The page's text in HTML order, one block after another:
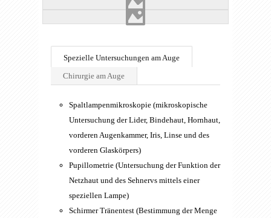
Spezielle Untersuchungen am Auge
Chirurgie am Auge
Spaltlampenmikroskopie (mikroskopische
Untersuchung der Lider, Bindehaut, Hornhaut,
vorderen Augenkammer, Iris, Linse und des
vorderen Glaskörpers)
Pupillometrie (Untersuchung der Funktion der
Netzhaut und des Sehnervs mittels einer
speziellen Lampe)
Schirmer Tränentest (Bestimmung der Menge